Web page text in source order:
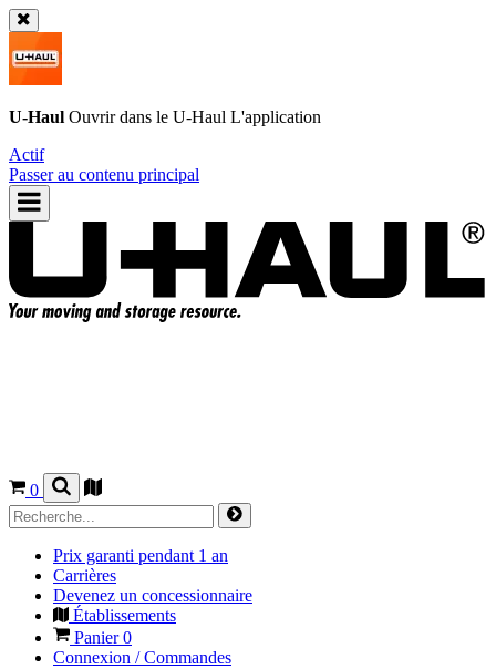
U-Haul Ouvrir dans le U-Haul L'application
Actif
Passer au contenu principal
0
Prix garanti pendant 1 an
Carrières
Devenez un concessionnaire
Établissements
Panier0
Connexion / Commandes